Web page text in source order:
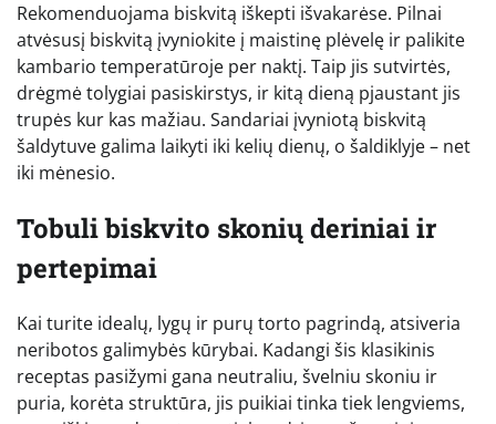
Rekomenduojama biskvitą iškepti išvakarėse. Pilnai
atvėsusį biskvitą įvyniokite į maistinę plėvelę ir palikite
kambario temperatūroje per naktį. Taip jis sutvirtės,
drėgmė tolygiai pasiskirstys, ir kitą dieną pjaustant jis
trupės kur kas mažiau. Sandariai įvyniotą biskvitą
šaldytuve galima laikyti iki kelių dienų, o šaldiklyje – net
iki mėnesio.
Tobuli biskvito skonių deriniai ir
pertepimai
Kai turite idealų, lygų ir purų torto pagrindą, atsiveria
neribotos galimybės kūrybai. Kadangi šis klasikinis
receptas pasižymi gana neutraliu, švelniu skoniu ir
puria, korėta struktūra, jis puikiai tinka tiek lengviems,